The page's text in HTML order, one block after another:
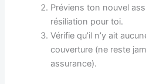
Préviens ton nouvel
résiliation pour toi.
Vérifie qu’il n’y ait
couverture (ne reste
assurance).